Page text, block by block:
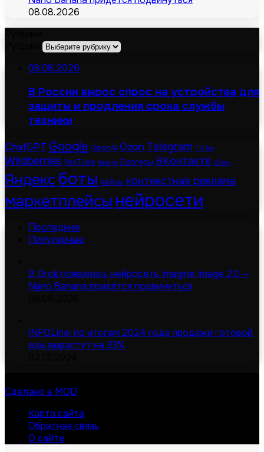
08.08.2026
08.08.2026
В России вырос спрос на устройства для
защиты и продления срока службы
техники
ChatGPT Google OpenAI Ozon Telegram TikTok
Wildberries YouTube Авито Блогеры ВКонтакте Сбер
Яндексботы кейсы контекстная реклама
маркетплейсы нейросети
Последние
Популярные
В Grok появилась нейросеть Imagine Image 2.0 —
Nano Banana придётся подвинуться
INFOLine: по итогам 2024 года продажи готовой
еды вырастут на 33%
Сделано в MOD
Карта сайта
Обратная связь
О сайте